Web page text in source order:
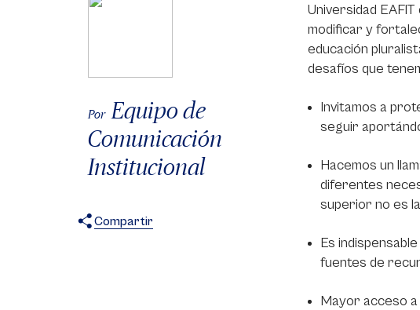
Por Equipo de
Comunicación
Institucional
Compartir
Universidad
modificar y
educación
desafíos que
Invitamos a
seguir
Hacemos un
diferentes
superior no es
Es
fuentes de
Mayor acceso a